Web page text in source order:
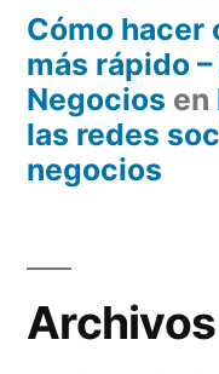
Cómo hacer
más rápido
Negocios en
las redes
negocios
Archivos